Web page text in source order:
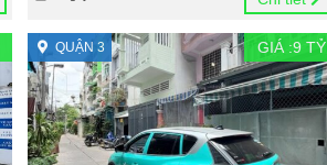
QUẬN 3 GIÁ :9TỶ